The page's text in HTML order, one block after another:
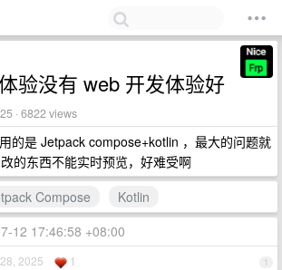
验没有 web 开发体验好
· 6822 views
的是 Jetpack compose+kotlin ，最大的问题就
的东西不能实时预览，好难受啊
Compose
Kotlin
12 17:46:58 +08:00
1
2025 1